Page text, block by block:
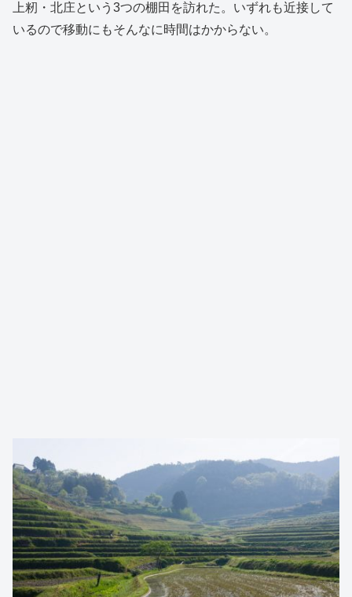
上籾・北庄という3つの棚田を訪れた。いずれも近接して
いるので移動にもそんなに時間はかからない。